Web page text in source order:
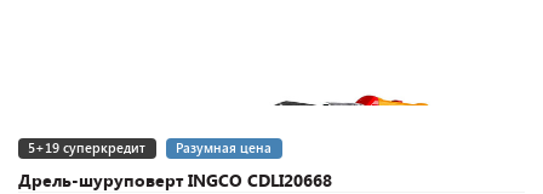
Дрель-шуруповерт INGCO CDLI20668
5+19 суперкредит Разумная цена